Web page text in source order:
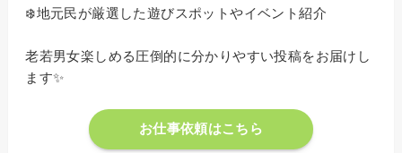
❄️地元民が厳選した遊びスポットやイベント紹介
老若男女楽しめる圧倒的に分かりやすい投稿をお届けし
ます✨
お仕事依頼はこちら